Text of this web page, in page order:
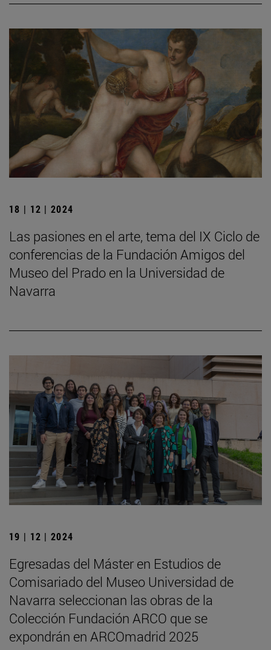
18 | 12 | 2024
Las pasiones en el arte, tema del IX Ciclo de
conferencias de la Fundación Amigos del
Museo del Prado en la Universidad de
Navarra
19 | 12 | 2024
Egresadas del Máster en Estudios de
Comisariado del Museo Universidad de
Navarra seleccionan las obras de la
Colección Fundación ARCO que se
expondrán en ARCOmadrid 2025